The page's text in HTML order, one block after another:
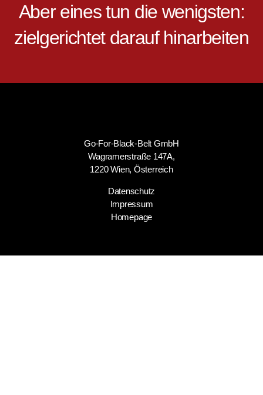
Aber eines tun die wenigsten:
zielgerichtet darauf hinarbeiten
Go-For-Black-Belt GmbH
Wagramerstraße 147A,
1220 Wien, Österreich
Datenschutz
Impressum
Homepage